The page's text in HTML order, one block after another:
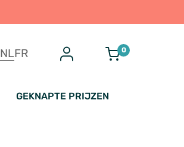
NLFR 0
GEKNAPTE PRIJZEN